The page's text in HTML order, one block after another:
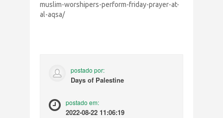
muslim-worshipers-perform-friday-prayer-at-
al-aqsa/
postado por:
Days of Palestine
postado em:
2022-08-22 11:06:19